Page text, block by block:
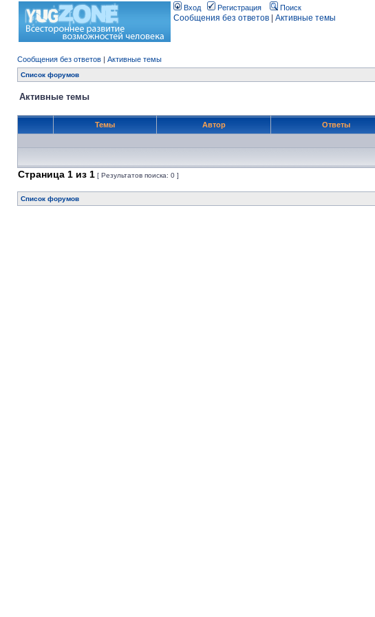
Вход Регистрация Поиск
Сообщения без ответов Активные темы
Сообщения без ответов | Активные темы
Список форумов
Активные темы
Темы Автор Ответы
Страница 1 из 1 [ Результатов поиска: 0 ]
Список форумов